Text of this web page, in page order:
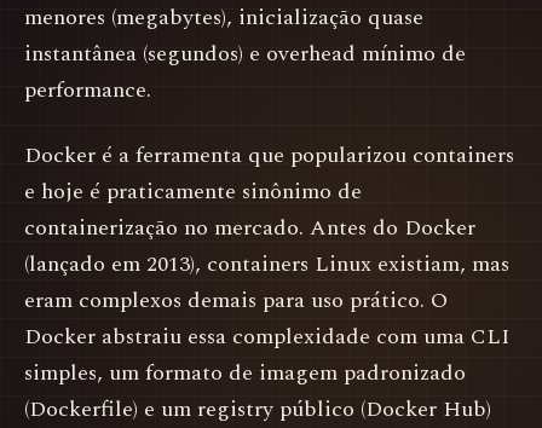
menores (megabytes), inicialização quase
instantânea (segundos) e overhead mínimo de
performance.
Docker é a ferramenta que popularizou containers
e hoje é praticamente sinônimo de
containerização no mercado. Antes do Docker
(lançado em 2013), containers Linux existiam, mas
eram complexos demais para uso prático. O
Docker abstraiu essa complexidade com uma CLI
simples, um formato de imagem padronizado
(Dockerfile) e um registry público (Docker Hub)